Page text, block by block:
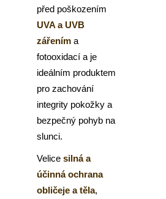
před poškozením
UVA a UVB
zářením a
fotooxidací a je
ideálním produktem
pro zachování
integrity pokožky a
bezpečný pohyb na
slunci.
Velice silná a
účinná ochrana
obličeje a těla,